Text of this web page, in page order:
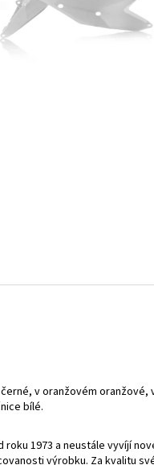
v oranžovém
bílé.
1973 a neustále vyvíjí
výrobku. Za kvalitu